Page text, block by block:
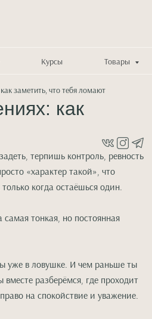
Курсы Товары
заметить, что тебя ломают
как
терпишь контроль, ревность
«характер такой», что
когда остаёшься один.
самая тонкая, но постоянная
уже в ловушке. И чем раньше ты
разберёмся, где проходит
на спокойствие и уважение.